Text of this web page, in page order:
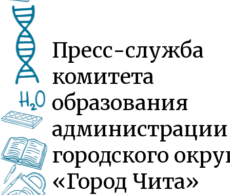
Пресс-служба
комитета
образования
администрации
городского
«Город Чита»